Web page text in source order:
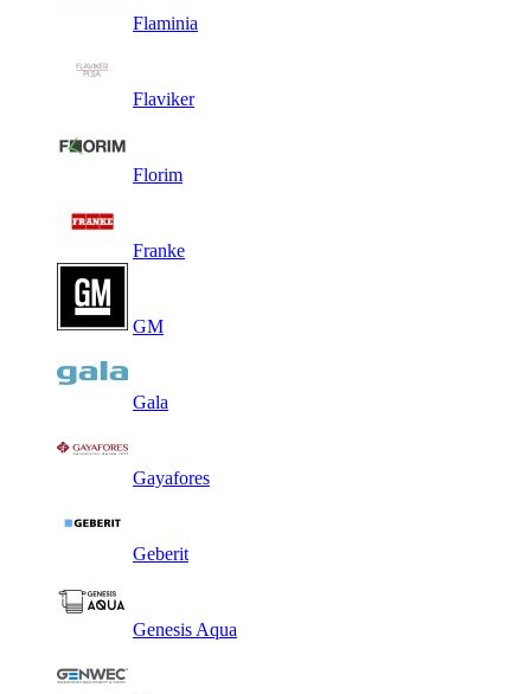
Flaminia
Flaviker
Florim
Franke
GM
Gala
Gayafores
Geberit
Genesis Aqua